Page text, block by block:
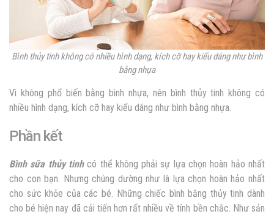
Bình thủy tinh không có nhiều hình dạng, kích cỡ hay kiểu dáng như bình
bằng nhựa
Vì không phổ biến bằng bình nhựa, nên bình thủy tinh không có
nhiều hình dạng, kích cỡ hay kiểu dáng như bình bằng nhựa.
Phần kết
Bình sữa thủy tinhcó thể không phải sự lựa chọn hoàn hảo nhất
cho con bạn. Nhưng chúng dường như là lựa chọn hoàn hảo nhất
cho sức khỏe của các bé. Những chiếc bình bằng thủy tinh dành
cho bé hiện nay đã cải tiến hơn rất nhiều về tính bền chắc. Như sản